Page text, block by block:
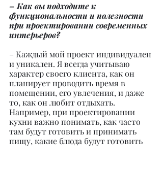
– Как вы подходите к
функциональности и полезности
при проектировании современных
интерьеров?
– Каждый мой проект индивидуален
и уникален. Я всегда учитываю
характер своего клиента, как он
планирует проводить время в
помещении, его увлечения, и даже
то, как он любит отдыхать.
Например, при проектировании
кухни важно понимать, как часто
там будут готовить и принимать
пищу, какие блюда будут готовить